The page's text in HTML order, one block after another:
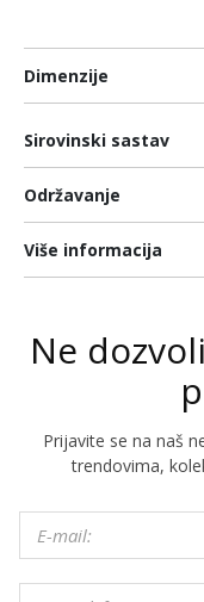
Dimenzije
Sirovinski sastav
Održavanje
Više informacija
Ne
Prijavite se na naš
trendovima,